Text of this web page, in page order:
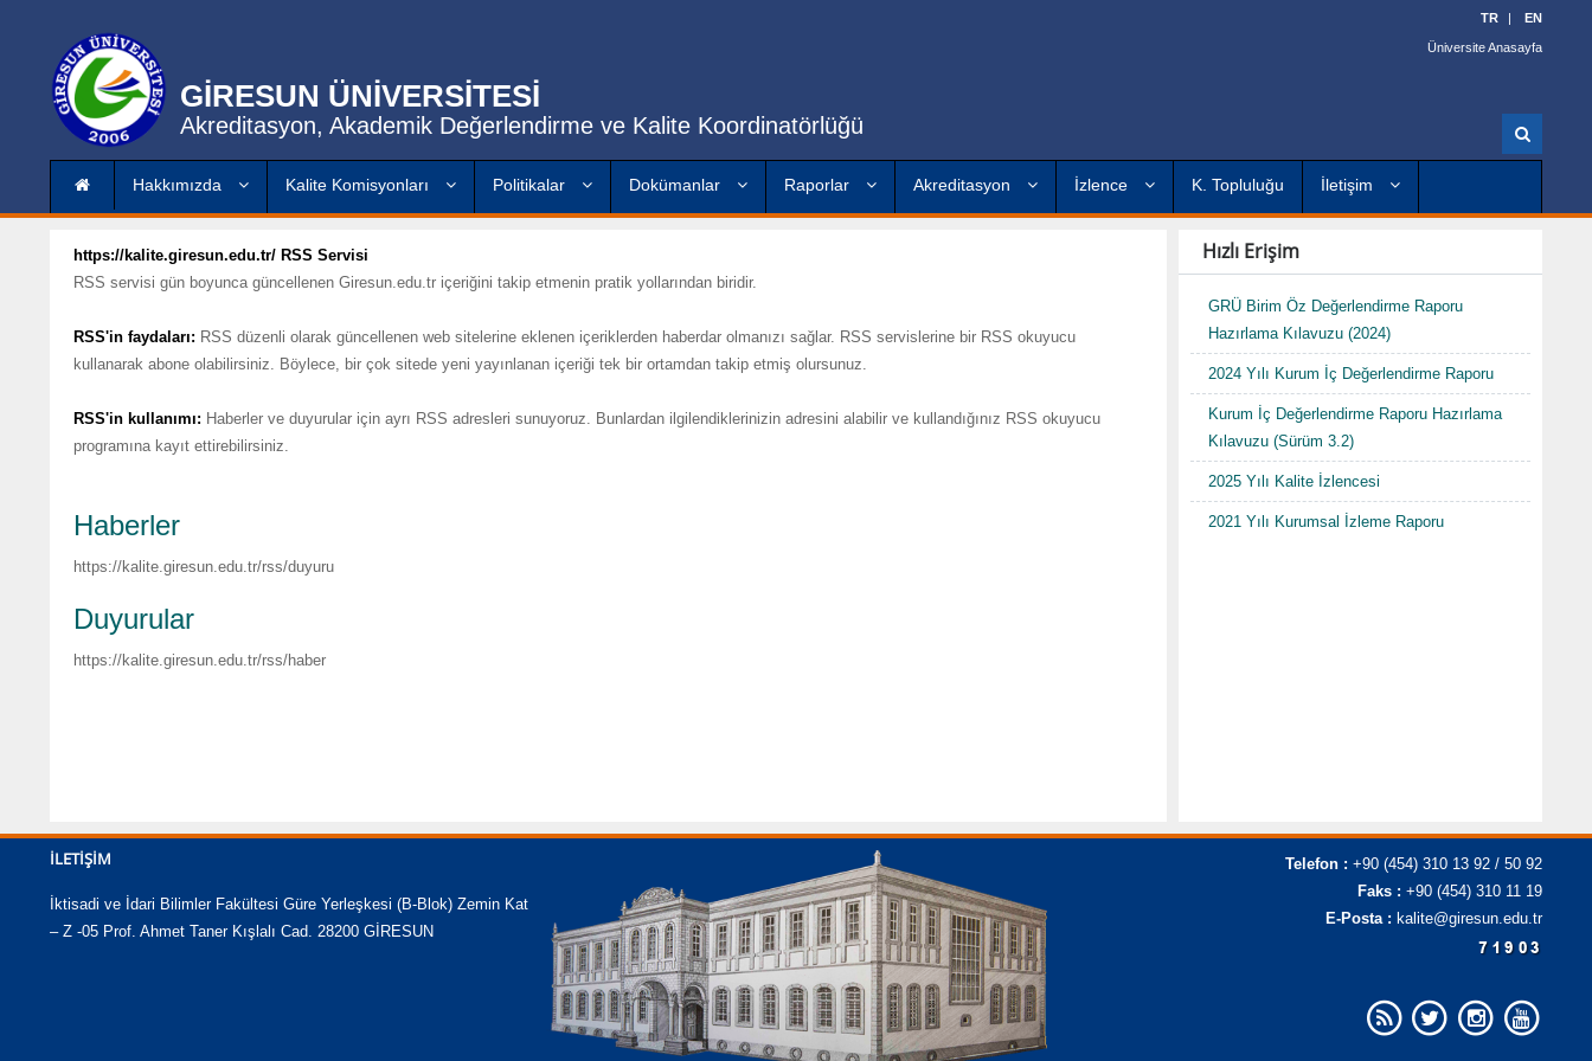
GİRESUN ÜNİVERSİTESİ
Akreditasyon, Akademik Değerlendirme ve Kalite Koordinatörlüğü
TR EN
Üniversite Anasayfa
r
Hakkımızda Kalite Komisyonları Politikalar Dokümanlar Raporlar Akreditasyon İzlence K. Topluluğu İletişim
https://kalite.giresun.edu.tr/ RSS Servisi
RSS servisi gün boyunca güncellenen Giresun.edu.tr içeriğini takip etmenin pratik yollarından biridir.
RSS'in faydaları: RSS düzenli olarak güncellenen web sitelerine eklenen içeriklerden haberdar olmanızı sağlar. RSS servislerine bir RSS okuyucu
kullanarak abone olabilirsiniz. Böylece, bir çok sitede yeni yayınlanan içeriği tek bir ortamdan takip etmiş olursunuz.
RSS'in kullanımı: Haberler ve duyurular için ayrı RSS adresleri sunuyoruz. Bunlardan ilgilendiklerinizin adresini alabilir ve kullandığınız RSS okuyucu
programına kayıt ettirebilirsiniz.
Haberler
https://kalite.giresun.edu.tr/rss/duyuru
Duyurular
https://kalite.giresun.edu.tr/rss/haber
Hızlı Erişim
GRÜ Birim Öz Değerlendirme Raporu
Hazırlama Kılavuzu (2024)
2024 Yılı Kurum İç Değerlendirme Raporu
Kurum İç Değerlendirme Raporu Hazırlama
Kılavuzu (Sürüm 3.2)
2025 Yılı Kalite İzlencesi
2021 Yılı Kurumsal İzleme Raporu
İLETIŞIM
İktisadi ve İdari Bilimler Fakültesi Güre Yerleşkesi (B-Blok) Zemin Kat
– Z -05 Prof. Ahmet Taner Kışlalı Cad. 28200 GİRESUN
Telefon : +90 (454) 310 13 92 / 50 92
Faks : +90 (454) 310 11 19
E-Posta : kalite@giresun.edu.tr